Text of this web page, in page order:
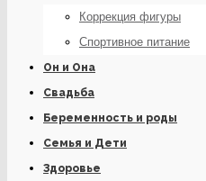
Коррекция фигуры
Спортивное питание
Он и Она
Свадьба
Беременность и роды
Семья и Дети
Здоровье